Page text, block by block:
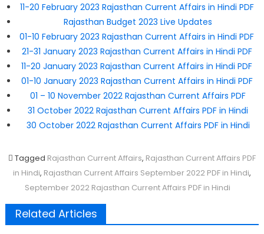
11-20 February 2023 Rajasthan Current Affairs in Hindi PDF
Rajasthan Budget 2023 Live Updates
01-10 February 2023 Rajasthan Current Affairs in Hindi PDF
21-31 January 2023 Rajasthan Current Affairs in Hindi PDF
11-20 January 2023 Rajasthan Current Affairs in Hindi PDF
01-10 January 2023 Rajasthan Current Affairs in Hindi PDF
01 – 10 November 2022 Rajasthan Current Affairs PDF
31 October 2022 Rajasthan Current Affairs PDF in Hindi
30 October 2022 Rajasthan Current Affairs PDF in Hindi
Tagged Rajasthan Current Affairs, Rajasthan Current Affairs PDF
in Hindi, Rajasthan Current Affairs September 2022 PDF in Hindi,
September 2022 Rajasthan Current Affairs PDF in Hindi
Related Articles